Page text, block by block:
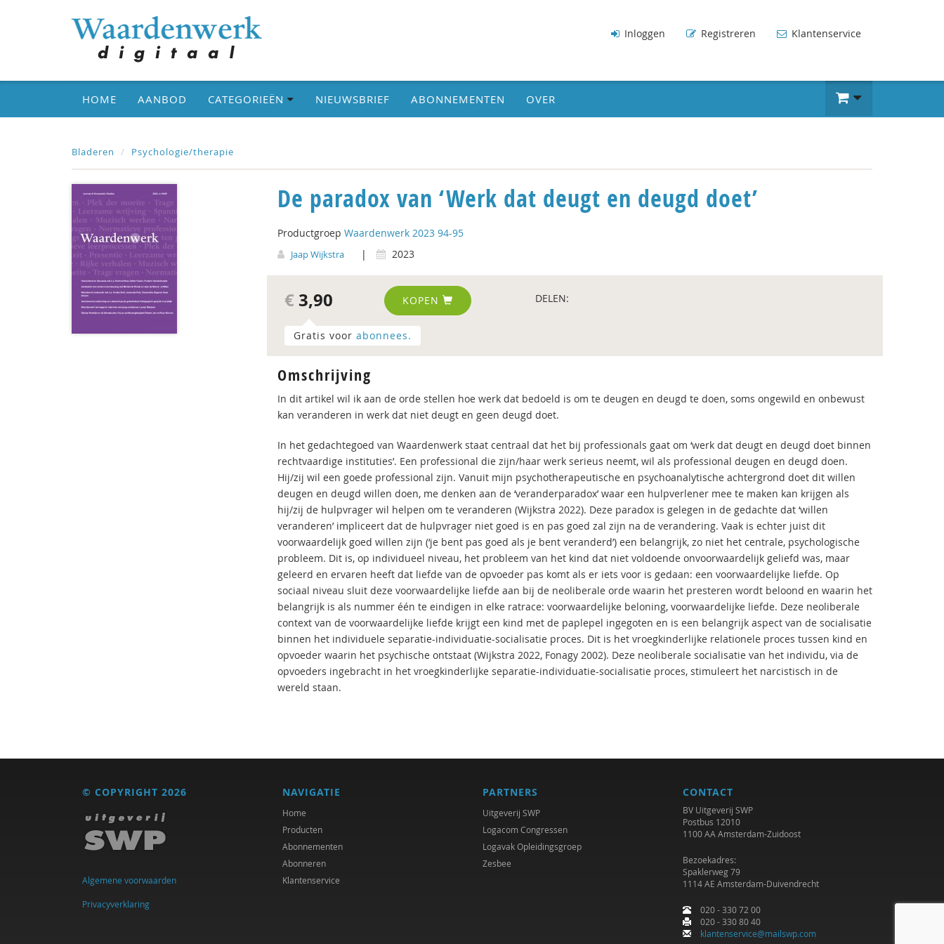
Inloggen Registreren Klantenservice
HOME AANBOD CATEGORIEËN NIEUWSBRIEF ABONNEMENTEN OVER
Bladeren Psychologie/therapie
De paradox van ‘Werk dat deugt en deugd doet’
Productgroep Waardenwerk 2023 94-95
Jaap Wijkstra | 2023
€ 3,90 KOPEN DELEN:
Gratis voor abonnees.
Omschrijving
In dit artikel wil ik aan de orde stellen hoe werk dat bedoeld is om te deugen en deugd te doen, soms ongewild en onbewust
kan veranderen in werk dat niet deugt en geen deugd doet.
In het gedachtegoed van Waardenwerk staat centraal dat het bij professionals gaat om ‘werk dat deugt en deugd doet binnen
rechtvaardige instituties’. Een professional die zijn/haar werk serieus neemt, wil als professional deugen en deugd doen.
Hij/zij wil een goede professional zijn. Vanuit mijn psychotherapeutische en psychoanalytische achtergrond doet dit willen
deugen en deugd willen doen, me denken aan de ‘veranderparadox’ waar een hulpverlener mee te maken kan krijgen als
hij/zij de hulpvrager wil helpen om te veranderen (Wijkstra 2022). Deze paradox is gelegen in de gedachte dat ‘willen
veranderen’ impliceert dat de hulpvrager niet goed is en pas goed zal zijn na de verandering. Vaak is echter juist dit
voorwaardelijk goed willen zijn (‘je bent pas goed als je bent veranderd’) een belangrijk, zo niet het centrale, psychologische
probleem. Dit is, op individueel niveau, het probleem van het kind dat niet voldoende onvoorwaardelijk geliefd was, maar
geleerd en ervaren heeft dat liefde van de opvoeder pas komt als er iets voor is gedaan: een voorwaardelijke liefde. Op
sociaal niveau sluit deze voorwaardelijke liefde aan bij de neoliberale orde waarin het presteren wordt beloond en waarin het
belangrijk is als nummer één te eindigen in elke ratrace: voorwaardelijke beloning, voorwaardelijke liefde. Deze neoliberale
context van de voorwaardelijke liefde krijgt een kind met de paplepel ingegoten en is een belangrijk aspect van de socialisatie
binnen het individuele separatie-individuatie-socialisatie proces. Dit is het vroegkinderlijke relationele proces tussen kind en
opvoeder waarin het psychische ontstaat (Wijkstra 2022, Fonagy 2002). Deze neoliberale socialisatie van het individu, via de
opvoeders ingebracht in het vroegkinderlijke separatie-individuatie-socialisatie proces, stimuleert het narcistisch in de
wereld staan.
© COPYRIGHT 2026
Algemene voorwaarden
Privacyverklaring
NAVIGATIE
Home
Producten
Abonnementen
Abonneren
Klantenservice
PARTNERS
Uitgeverij SWP
Logacom Congressen
Logavak Opleidingsgroep
Zesbee
CONTACT
BV Uitgeverij SWP
Postbus 12010
1100 AA Amsterdam-Zuidoost
Bezoekadres:
Spaklerweg 79
1114 AE Amsterdam-Duivendrecht
020 - 330 72 00
020 - 330 80 40
klantenservice@mailswp.com